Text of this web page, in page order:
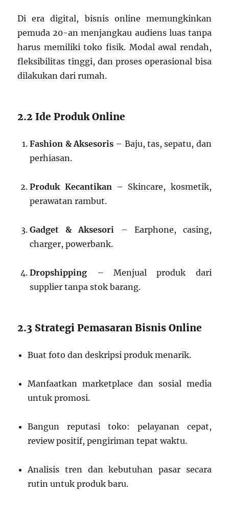
Di era digital, bisnis online memungkinkan
pemuda 20-an menjangkau audiens luas tanpa
harus memiliki toko fisik. Modal awal rendah,
fleksibilitas tinggi, dan proses operasional bisa
dilakukan dari rumah.
2.2 Ide Produk Online
Fashion & Aksesoris – Baju, tas, sepatu, dan
perhiasan.
Produk Kecantikan– Skincare, kosmetik,
perawatan rambut.
Gadget & Aksesori – Earphone, casing,
charger, powerbank.
Dropshipping – Menjual produk dari
supplier tanpa stok barang.
2.3 Strategi Pemasaran Bisnis Online
Buat foto dan deskripsi produk menarik.
Manfaatkan marketplace dan sosial media
untuk promosi.
Bangun reputasi toko: pelayanan cepat,
review positif, pengiriman tepat waktu.
Analisis tren dan kebutuhan pasar secara
rutin untuk produk baru.